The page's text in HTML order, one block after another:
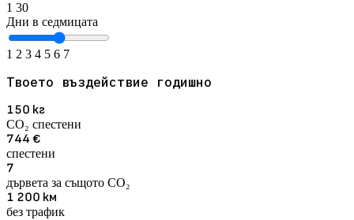
1 30
Дни в седмицата
1 2 3 4 5 6 7
Твоето въздействие годишно
150 кг
CO₂ спестени
744 €
спестени
7
дървета за същото CO₂
1 200 км
без трафик